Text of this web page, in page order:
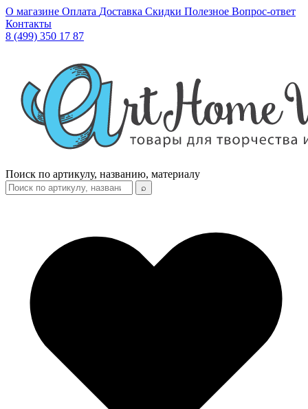
О магазине Оплата Доставка Скидки Полезное Вопрос-ответ
Контакты
8 (499) 350 17 87
Поиск по артикулу, названию, материалу
⌕